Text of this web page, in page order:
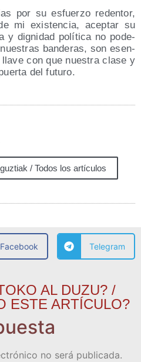
por su esfuer­zo reden­tor,
mi exis­ten­cia, acep­tar su
y dig­ni­dad polí­ti­ca no pode­
ban­de­ras, son esen­
con que nues­tra cla­se y
del futuro.
/ Todos los artículos
Facebook Telegram
AL DUZU? /
ESTE ARTÍCULO?
no será publicada.